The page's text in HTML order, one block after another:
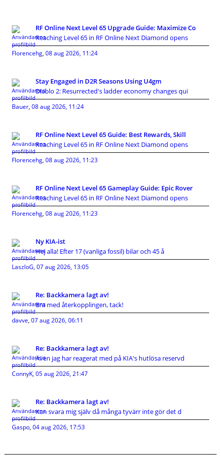
RF Online Next Level 65 Upgrade Guide: Maximize Co
Reaching Level 65 in RF Online Next Diamond opens
Florencehg, 08 aug 2026, 11:24
Stay Engaged in D2R Seasons Using U4gm
Diablo 2: Resurrected's ladder economy changes qui
Bauer, 08 aug 2026, 11:24
RF Online Next Level 65 Guide: Best Rewards, Skill
Reaching Level 65 in RF Online Next Diamond opens
Florencehg, 08 aug 2026, 11:23
RF Online Next Level 65 Gameplay Guide: Epic Rover
Reaching Level 65 in RF Online Next Diamond opens
Florencehg, 08 aug 2026, 11:23
Ny KIA-ist
Hej alla! Efter 17 (vanliga fossil) bilar och 45 å
LaszloG, 07 aug 2026, 13:05
Re: Backkamera lagt av!
Bra med återkopplingen, tack!
davve, 07 aug 2026, 06:11
Re: Backkamera lagt av!
Även jag har reagerat med på KIA's hutlösa reservd
ConnyK, 05 aug 2026, 21:47
Re: Backkamera lagt av!
Kan svara mig själv då många tyvärr inte gör det d
Gaspo, 04 aug 2026, 17:53